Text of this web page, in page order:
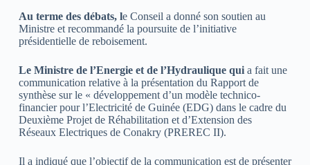
Au terme des débats, le Conseil a donné son soutien au
Ministre et recommandé la poursuite de l’initiative
présidentielle de reboisement.
Le Ministre de l’Energie et de l’Hydraulique qui a fait une
communication relative à la présentation du Rapport de
synthèse sur le « développement d’un modèle technico-
financier pour l’Electricité de Guinée (EDG) dans le cadre du
Deuxième Projet de Réhabilitation et d’Extension des
Réseaux Electriques de Conakry (PREREC II).
Il a indiqué que l’objectif de la communication est de présenter